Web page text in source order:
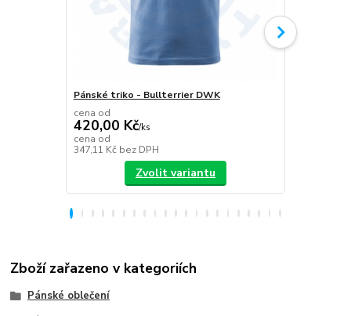
Pánské triko - Bullterrier DWK
cena od
420,00 Kč/ks
cena od
347,11 Kč bez DPH
Zvolit variantu
Zboží zařazeno v kategoriích
Pánské oblečení